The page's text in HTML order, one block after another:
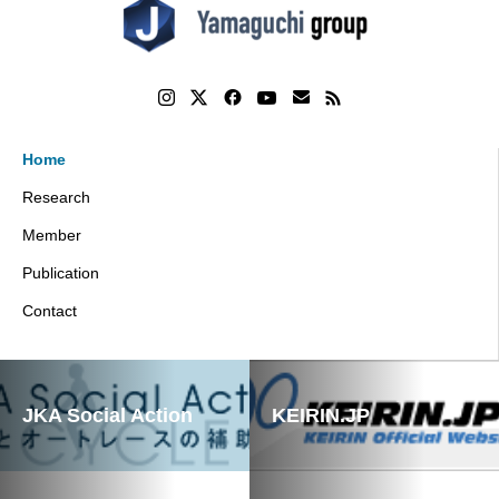
Home
Research
Member
Publication
Contact
JKA Social Action KEIRIN.JP